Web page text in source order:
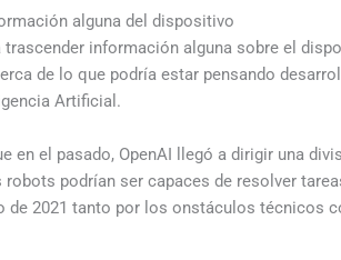
alguna del dispositivo
información alguna sobre el
de lo que podría estar pensando
Artificial.
en el pasado, OpenAI llegó a dirigir una
podrían ser capaces de resolver
de 2021 tanto por los onstáculos técnicos